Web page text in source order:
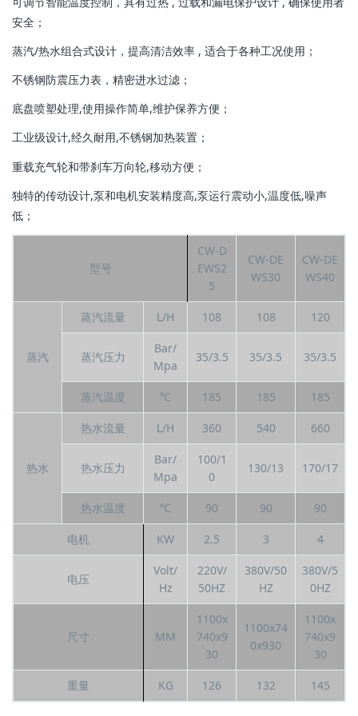
安全；
蒸汽/热水组合式设计，提高清洁效率 , 适合于各种工况使用；
不锈钢防震压力表，精密进水过滤；
底盘喷塑处理,使用操作简单,维护保养方便；
工业级设计,经久耐用,不锈钢加热装置；
重载充气轮和带刹车万向轮,移动方便；
独特的传动设计,泵和电机安装精度高,泵运行震动小,温度低,噪声
低；
型号
CW-D
EWS2
5
CW-DE
WS30
CW-DE
WS40
蒸汽
蒸汽流量 L/H 108 108 120
蒸汽压力
Bar/
Mpa
35/3.5 35/3.5 35/3.5
蒸汽温度 ℃ 185 185 185
热水
热水流量 L/H 360 540 660
热水压力
Bar/
Mpa
100/1
0
130/13 170/17
热水温度 ℃ 90 90 90
电机 KW 2.5 3 4
电压
Volt/
Hz
220V/
50HZ
380V/50
HZ
380V/5
0HZ
尺寸 MM
1100x
740x9
30
1100x74
0x930
1100x
740x9
30
重量 KG 126 132 145